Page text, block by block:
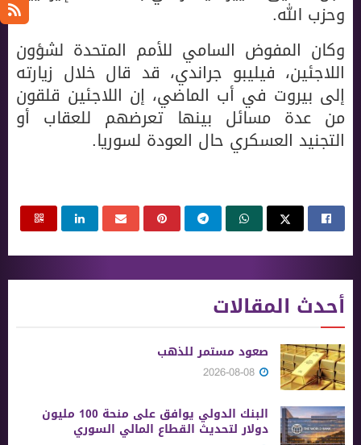
وحزب الله.
وكان المفوض السامي للأمم المتحدة لشؤون
اللاجئين، فيليبو جراندي، قد قال خلال زيارته
إلى بيروت في أب الماضي، إن اللاجئين قلقون
من عدة مسائل بينها تعرضهم للعقاب أو
التجنيد العسكري حال العودة لسوريا.
أحدث المقالات
صعود مستمر للذهب
البنك الدولي يوافق على منحة 100 مليون
دولار لتحديث القطاع المالي السوري